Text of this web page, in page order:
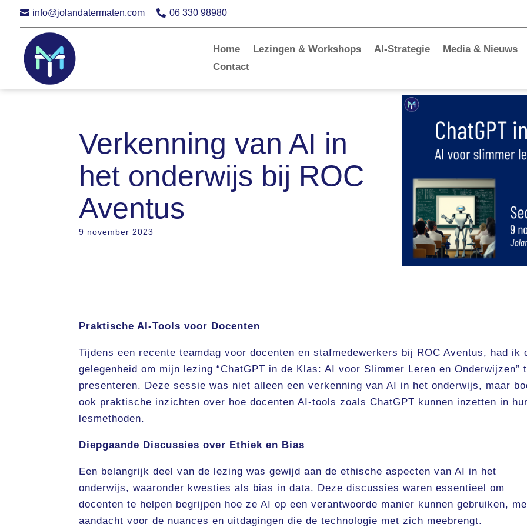
 info@jolandatermaten.com  06 330 98980
Home Lezingen & Workshops AI-Strategie
Media & Nieuws
Contact
Verkenning van AI in
het onderwijs bij ROC
Aventus
9 november 2023
Praktische AI-Tools voor Docenten
Tijdens een recente teamdag voor docenten en stafmedewerkers bij ROC Aventus, had ik
gelegenheid om mijn lezing “ChatGPT in de Klas: AI voor Slimmer Leren en Onderwijzen”
presenteren. Deze sessie was niet alleen een verkenning van AI in het onderwijs, maar
ook praktische inzichten over hoe docenten AI-tools zoals ChatGPT kunnen inzetten in
lesmethoden.
Diepgaande Discussies over Ethiek en Bias
Een belangrijk deel van de lezing was gewijd aan de ethische aspecten van AI in het
onderwijs, waaronder kwesties als bias in data. Deze discussies waren essentieel om
docenten te helpen begrijpen hoe ze AI op een verantwoorde manier kunnen gebruiken,
aandacht voor de nuances en uitdagingen die de technologie met zich meebrengt.